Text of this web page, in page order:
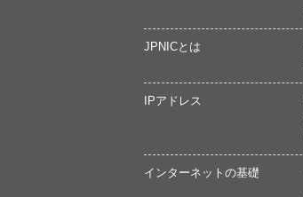
JPNICとは
IPアドレス
インターネットの基礎